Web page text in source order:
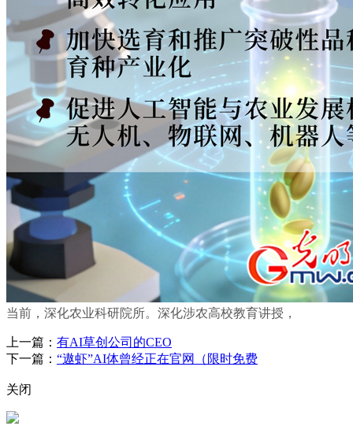
当前，深化农业科研院所。深化涉农高校教育讲授，
上一篇： 有AI草创公司的CEO
下一篇： “遨虾”AI体曾经正在官网（限时免费
关闭